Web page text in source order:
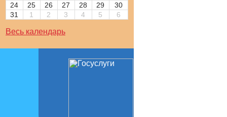
24
25 26 27 28 29
30
31
1 2 3 4 5 6
Весь календарь